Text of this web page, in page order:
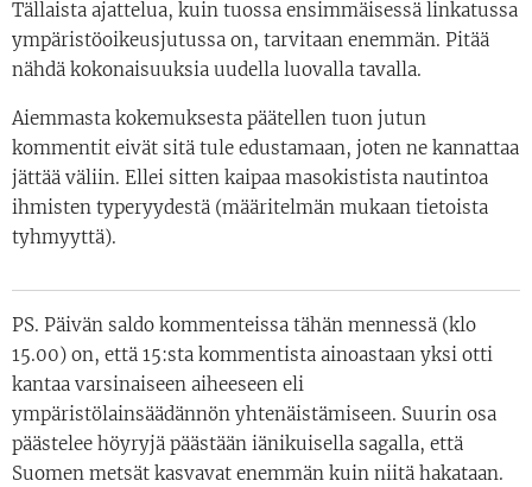
Tällaista ajattelua, kuin tuossa ensimmäisessä linkatussa
ympäristöoikeusjutussa on, tarvitaan enemmän. Pitää
nähdä kokonaisuuksia uudella luovalla tavalla.
Aiemmasta kokemuksesta päätellen tuon jutun
kommentit eivät sitä tule edustamaan, joten ne kannattaa
jättää väliin. Ellei sitten kaipaa masokistista nautintoa
ihmisten typeryydestä (määritelmän mukaan tietoista
tyhmyyttä).
PS. Päivän saldo kommenteissa tähän mennessä (klo
15.00) on, että 15:sta kommentista ainoastaan yksi otti
kantaa varsinaiseen aiheeseen eli
ympäristölainsäädännön yhtenäistämiseen. Suurin osa
päästelee höyryjä päästään iänikuisella sagalla, että
Suomen metsät kasvavat enemmän kuin niitä hakataan.